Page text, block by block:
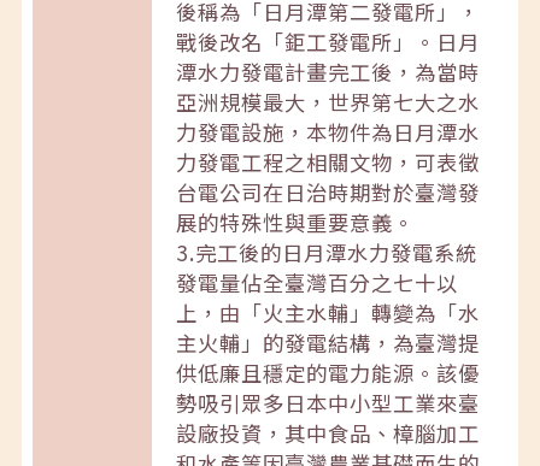
後稱為「日月潭第二發電所」，
戰後改名「鉅工發電所」。日月
潭水力發電計畫完工後，為當時
亞洲規模最大，世界第七大之水
力發電設施，本物件為日月潭水
力發電工程之相關文物，可表徵
台電公司在日治時期對於臺灣發
展的特殊性與重要意義。
3.完工後的日月潭水力發電系統
發電量佔全臺灣百分之七十以
上，由「火主水輔」轉變為「水
主火輔」的發電結構，為臺灣提
供低廉且穩定的電力能源。該優
勢吸引眾多日本中小型工業來臺
設廠投資，其中食品、樟腦加工